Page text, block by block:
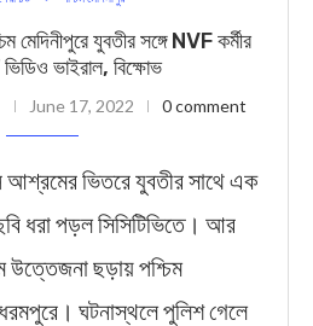
যুবতীর সঙ্গে NVF কর্মীর
ভিডিও ভাইরাল, বিক্ষোভ
June 17, 2022 0 comment
ভিতরে যুবতীর সাথে এক
ধরা পড়ল সিসিটিভিতে। আর
উত্তেজনা ছড়ায় পশ্চিম
ধরমপুরে। ঘটনাস্থলে পুলিশ গেলে